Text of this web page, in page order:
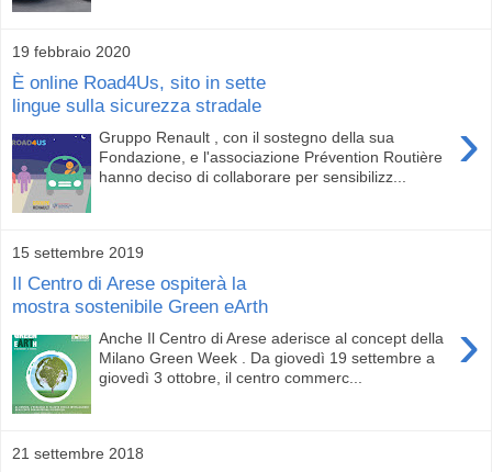
19 febbraio 2020
È online Road4Us, sito in sette
lingue sulla sicurezza stradale
›
Gruppo Renault , con il sostegno della sua
Fondazione, e l'associazione Prévention Routière
hanno deciso di collaborare per sensibilizz...
15 settembre 2019
Il Centro di Arese ospiterà la
mostra sostenibile Green eArth
›
Anche Il Centro di Arese aderisce al concept della
Milano Green Week . Da giovedì 19 settembre a
giovedì 3 ottobre, il centro commerc...
21 settembre 2018